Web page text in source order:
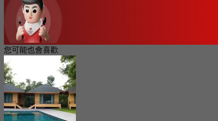
您可能也會喜歡